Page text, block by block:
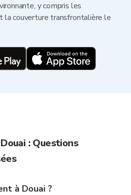
y compris les
la couverture transfrontalière le
: Questions
à Douai ?